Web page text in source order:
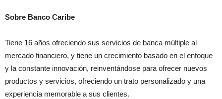
Sobre Banco Caribe
Tiene 16 años ofreciendo sus servicios de banca múltiple al
mercado financiero, y tiene un crecimiento basado en el enfoque
y la constante innovación, reinventándose para ofrecer nuevos
productos y servicios, ofreciendo un trato personalizado y una
experiencia memorable a sus clientes.